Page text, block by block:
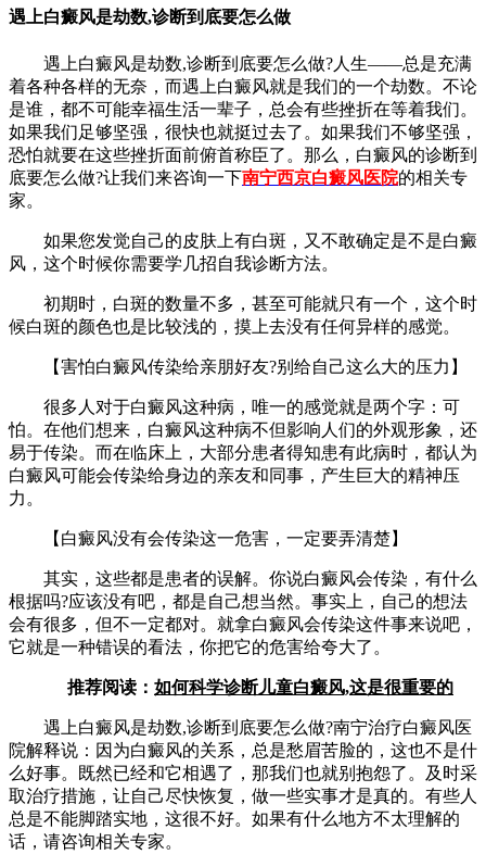
遇上白癜风是劫数,诊断到底要怎么做
遇上白癜风是劫数,诊断到底要怎么做?人生——总是充满
着各种各样的无奈，而遇上白癜风就是我们的一个劫数。不论
是谁，都不可能幸福生活一辈子，总会有些挫折在等着我们。
如果我们足够坚强，很快也就挺过去了。如果我们不够坚强，
恐怕就要在这些挫折面前俯首称臣了。那么，白癜风的诊断到
底要怎么做?让我们来咨询一下南宁西京白癜风医院的相关专
家。
如果您发觉自己的皮肤上有白斑，又不敢确定是不是白癜
风，这个时候你需要学几招自我诊断方法。
初期时，白斑的数量不多，甚至可能就只有一个，这个时
候白斑的颜色也是比较浅的，摸上去没有任何异样的感觉。
【害怕白癜风传染给亲朋好友?别给自己这么大的压力】
很多人对于白癜风这种病，唯一的感觉就是两个字：可
怕。在他们想来，白癜风这种病不但影响人们的外观形象，还
易于传染。而在临床上，大部分患者得知患有此病时，都认为
白癜风可能会传染给身边的亲友和同事，产生巨大的精神压
力。
【白癜风没有会传染这一危害，一定要弄清楚】
其实，这些都是患者的误解。你说白癜风会传染，有什么
根据吗?应该没有吧，都是自己想当然。事实上，自己的想法
会有很多，但不一定都对。就拿白癜风会传染这件事来说吧，
它就是一种错误的看法，你把它的危害给夸大了。
推荐阅读： 如何科学诊断儿童白癜风,这是很重要的
遇上白癜风是劫数,诊断到底要怎么做?南宁治疗白癜风医
院解释说：因为白癜风的关系，总是愁眉苦脸的，这也不是什
么好事。既然已经和它相遇了，那我们也就别抱怨了。及时采
取治疗措施，让自己尽快恢复，做一些实事才是真的。有些人
总是不能脚踏实地，这很不好。如果有什么地方不太理解的
话，请咨询相关专家。